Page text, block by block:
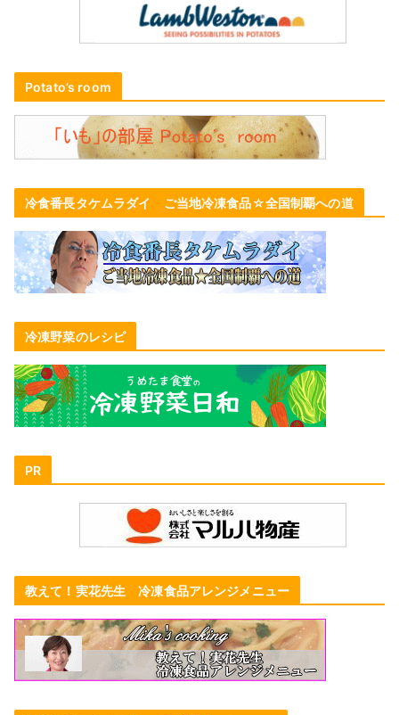
Potato’s room
冷食番長タケムラダイ ご当地冷凍食品☆全国制覇への道
冷凍野菜のレシピ
PR
教えて！実花先生 冷凍食品アレンジメニュー